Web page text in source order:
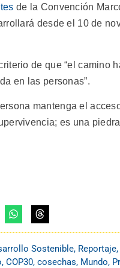
de la Convención
desde el 10 de
de que “el camino
en las personas”.
mantenga el
es una
Sostenible, Reportaje,
, COP30, cosechas, Mundo,